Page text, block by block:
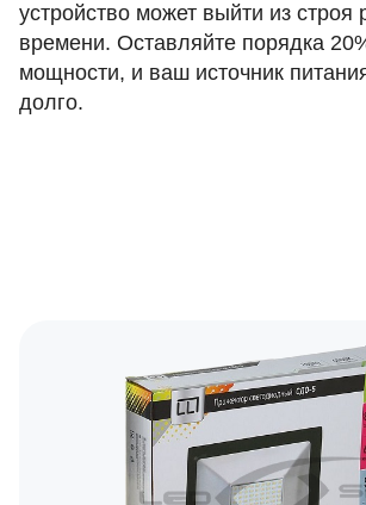
устройство может выйти из строя
времени. Оставляйте порядка
мощности, и ваш источник
долго.